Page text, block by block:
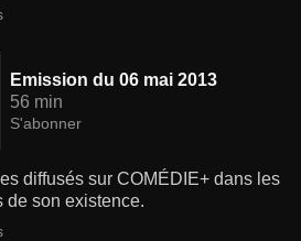
Emission du 06 mai 2013
56 min
S'abonner
diffusés sur COMÉDIE+ dans les
de son existence.